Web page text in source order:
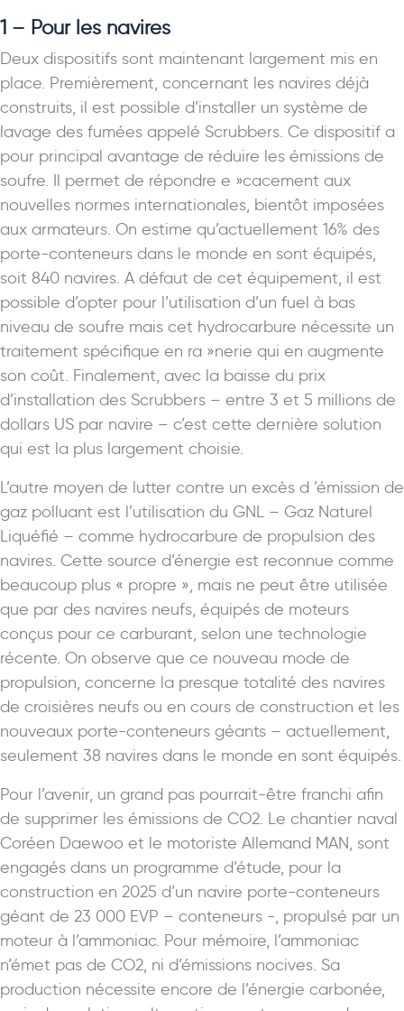
1 – Pour les navires
Deux dispositifs sont maintenant largement mis en
place. Premièrement, concernant les navires déjà
construits, il est possible d’installer un système de
lavage des fumées appelé Scrubbers. Ce dispositif a
pour principal avantage de réduire les émissions de
soufre. Il permet de répondre e »cacement aux
nouvelles normes internationales, bientôt imposées
aux armateurs. On estime qu’actuellement 16% des
porte-conteneurs dans le monde en sont équipés,
soit 840 navires. A défaut de cet équipement, il est
possible d’opter pour l’utilisation d’un fuel à bas
niveau de soufre mais cet hydrocarbure nécessite un
traitement spécifique en ra »nerie qui en augmente
son coût. Finalement, avec la baisse du prix
d’installation des Scrubbers – entre 3 et 5 millions de
dollars US par navire – c’est cette dernière solution
qui est la plus largement choisie.
L’autre moyen de lutter contre un excès d ’émission de
gaz polluant est l’utilisation du GNL – Gaz Naturel
Liquéfié – comme hydrocarbure de propulsion des
navires. Cette source d’énergie est reconnue comme
beaucoup plus « propre », mais ne peut être utilisée
que par des navires neufs, équipés de moteurs
conçus pour ce carburant, selon une technologie
récente. On observe que ce nouveau mode de
propulsion, concerne la presque totalité des navires
de croisières neufs ou en cours de construction et les
nouveaux porte-conteneurs géants – actuellement,
seulement 38 navires dans le monde en sont équipés.
Pour l’avenir, un grand pas pourrait-être franchi afin
de supprimer les émissions de CO2. Le chantier naval
Coréen Daewoo et le motoriste Allemand MAN, sont
engagés dans un programme d’étude, pour la
construction en 2025 d’un navire porte-conteneurs
géant de 23 000 EVP – conteneurs -, propulsé par un
moteur à l’ammoniac. Pour mémoire, l’ammoniac
n’émet pas de CO2, ni d’émissions nocives. Sa
production nécessite encore de l’énergie carbonée,